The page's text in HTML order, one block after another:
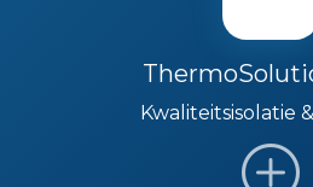
Kwaliteitsisolatie